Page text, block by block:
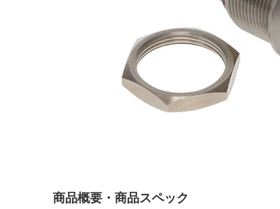
商品概要・商品スペック